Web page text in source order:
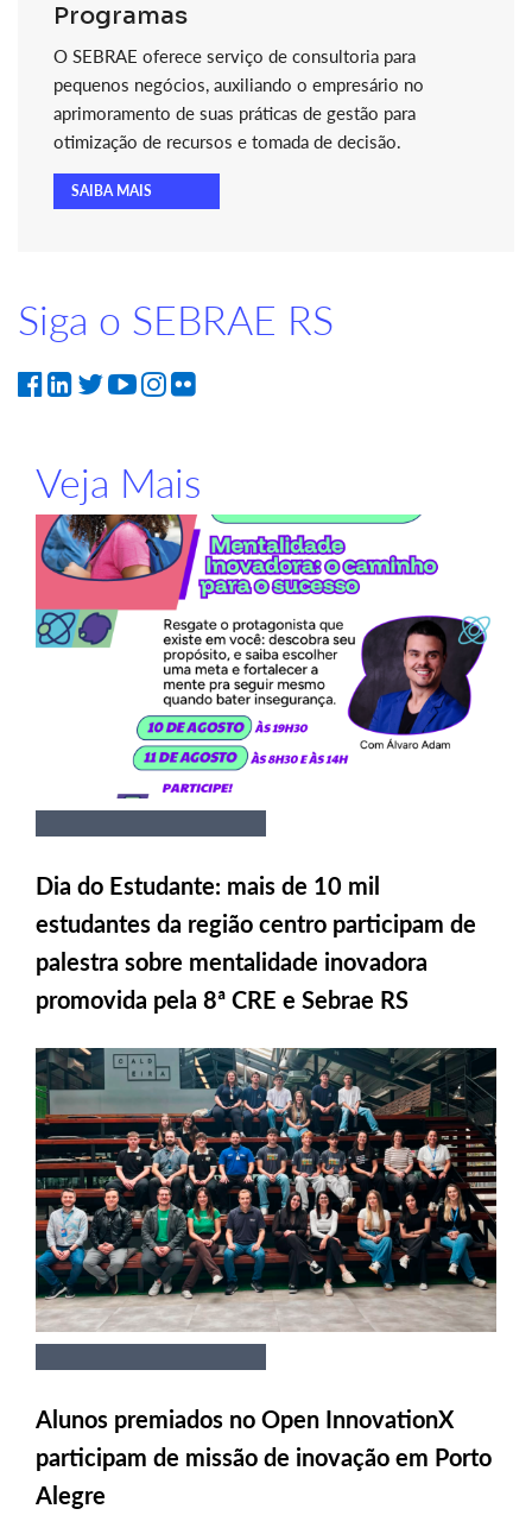
Programas
O SEBRAE oferece serviço de consultoria para
pequenos negócios, auxiliando o empresário no
aprimoramento de suas práticas de gestão para
otimização de recursos e tomada de decisão.
SAIBA MAIS
Siga o SEBRAE RS
Veja Mais
Dia do Estudante: mais de 10 mil
estudantes da região centro participam de
palestra sobre mentalidade inovadora
promovida pela 8ª CRE e Sebrae RS
Alunos premiados no Open InnovationX
participam de missão de inovação em Porto
Alegre